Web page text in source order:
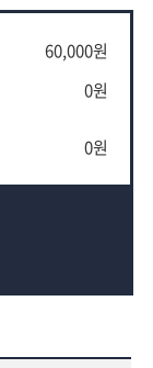
60,000원
0원
0원